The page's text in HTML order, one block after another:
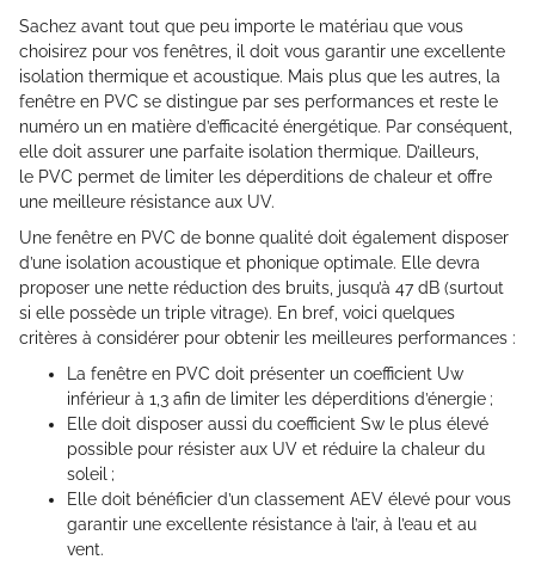
Sachez avant tout que peu importe le matériau que vous
choisirez pour vos fenêtres, il doit vous garantir une excellente
isolation thermique et acoustique. Mais plus que les autres, la
fenêtre en PVC se distingue par ses performances et reste le
numéro un en matière d’efficacité énergétique. Par conséquent,
elle doit assurer une parfaite isolation thermique. D’ailleurs,
le PVC permet de limiter les déperditions de chaleur et offre
une meilleure résistance aux UV.
Une fenêtre en PVC de bonne qualité doit également disposer
d’une isolation acoustique et phonique optimale. Elle devra
proposer une nette réduction des bruits, jusqu’à 47 dB (surtout
si elle possède un triple vitrage). En bref, voici quelques
critères à considérer pour obtenir les meilleures performances :
La fenêtre en PVC doit présenter un coefficient Uw
inférieur à 1,3 afin de limiter les déperditions d’énergie ;
Elle doit disposer aussi du coefficient Sw le plus élevé
possible pour résister aux UV et réduire la chaleur du
soleil ;
Elle doit bénéficier d’un classement AEV élevé pour vous
garantir une excellente résistance à l’air, à l’eau et au
vent.